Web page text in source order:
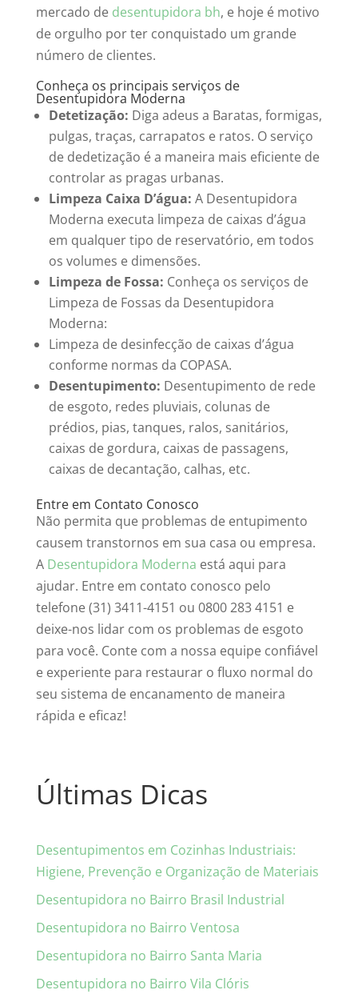
mercado de desentupidora bh, e hoje é motivo
de orgulho por ter conquistado um grande
número de clientes.
Conheça os principais serviços de
Desentupidora Moderna
Detetização: Diga adeus a Baratas, formigas,
pulgas, traças, carrapatos e ratos. O serviço
de dedetização é a maneira mais eficiente de
controlar as pragas urbanas.
Limpeza Caixa D’água: A Desentupidora
Moderna executa limpeza de caixas d’água
em qualquer tipo de reservatório, em todos
os volumes e dimensões.
Limpeza de Fossa: Conheça os serviços de
Limpeza de Fossas da Desentupidora
Moderna:
Limpeza de desinfecção de caixas d’água
conforme normas da COPASA.
Desentupimento: Desentupimento de rede
de esgoto, redes pluviais, colunas de
prédios, pias, tanques, ralos, sanitários,
caixas de gordura, caixas de passagens,
caixas de decantação, calhas, etc.
Entre em Contato Conosco
Não permita que problemas de entupimento
causem transtornos em sua casa ou empresa.
A Desentupidora Moderna está aqui para
ajudar. Entre em contato conosco pelo
telefone (31) 3411-4151 ou 0800 283 4151 e
deixe-nos lidar com os problemas de esgoto
para você. Conte com a nossa equipe confiável
e experiente para restaurar o fluxo normal do
seu sistema de encanamento de maneira
rápida e eficaz!
Últimas Dicas
Desentupimentos em Cozinhas Industriais:
Higiene, Prevenção e Organização de Materiais
Desentupidora no Bairro Brasil Industrial
Desentupidora no Bairro Ventosa
Desentupidora no Bairro Santa Maria
Desentupidora no Bairro Vila Clóris